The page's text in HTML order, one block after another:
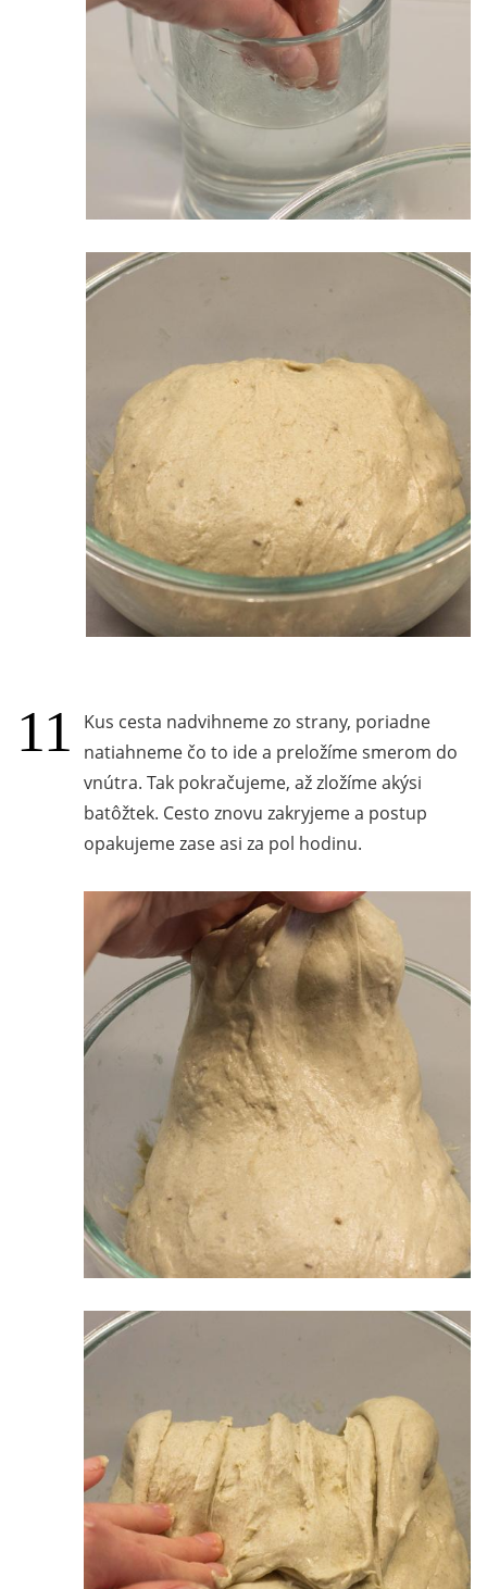
Kus cesta nadvihneme zo strany, poriadne
natiahneme čo to ide a preložíme smerom do
vnútra. Tak pokračujeme, až zložíme akýsi
batôžtek. Cesto znovu zakryjeme a postup
opakujeme zase asi za pol hodinu.